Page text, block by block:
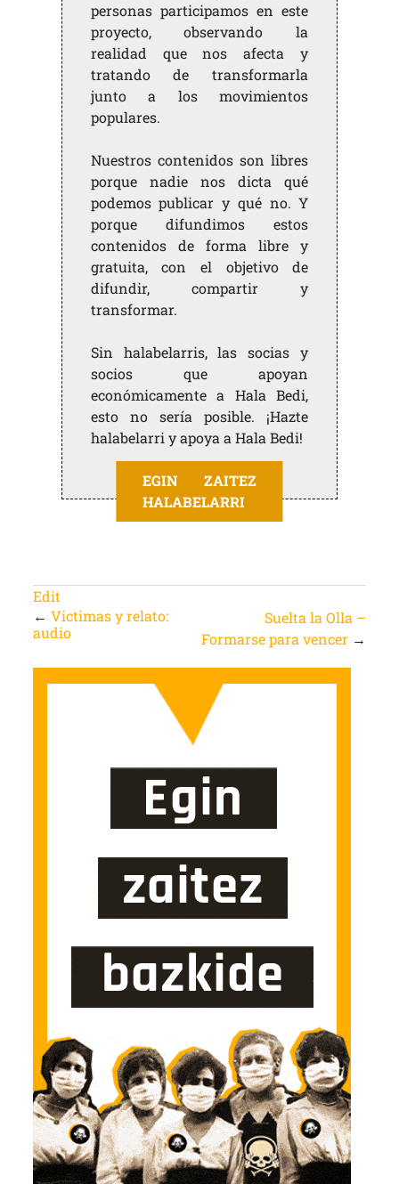
personas participamos en este
proyecto, observando la
realidad que nos afecta y
tratando de transformarla
junto a los movimientos
populares.
Nuestros contenidos son libres
porque nadie nos dicta qué
podemos publicar y qué no. Y
porque difundimos estos
contenidos de forma libre y
gratuita, con el objetivo de
difundir, compartir y
transformar.
Sin halabelarris, las socias y
socios que apoyan
económicamente a Hala Bedi,
esto no sería posible. ¡Hazte
halabelarri y apoya a Hala Bedi!
EGIN ZAITEZ
HALABELARRI
Edit
← Victimas y relato:
audio
Suelta la Olla –
Formarse para vencer →